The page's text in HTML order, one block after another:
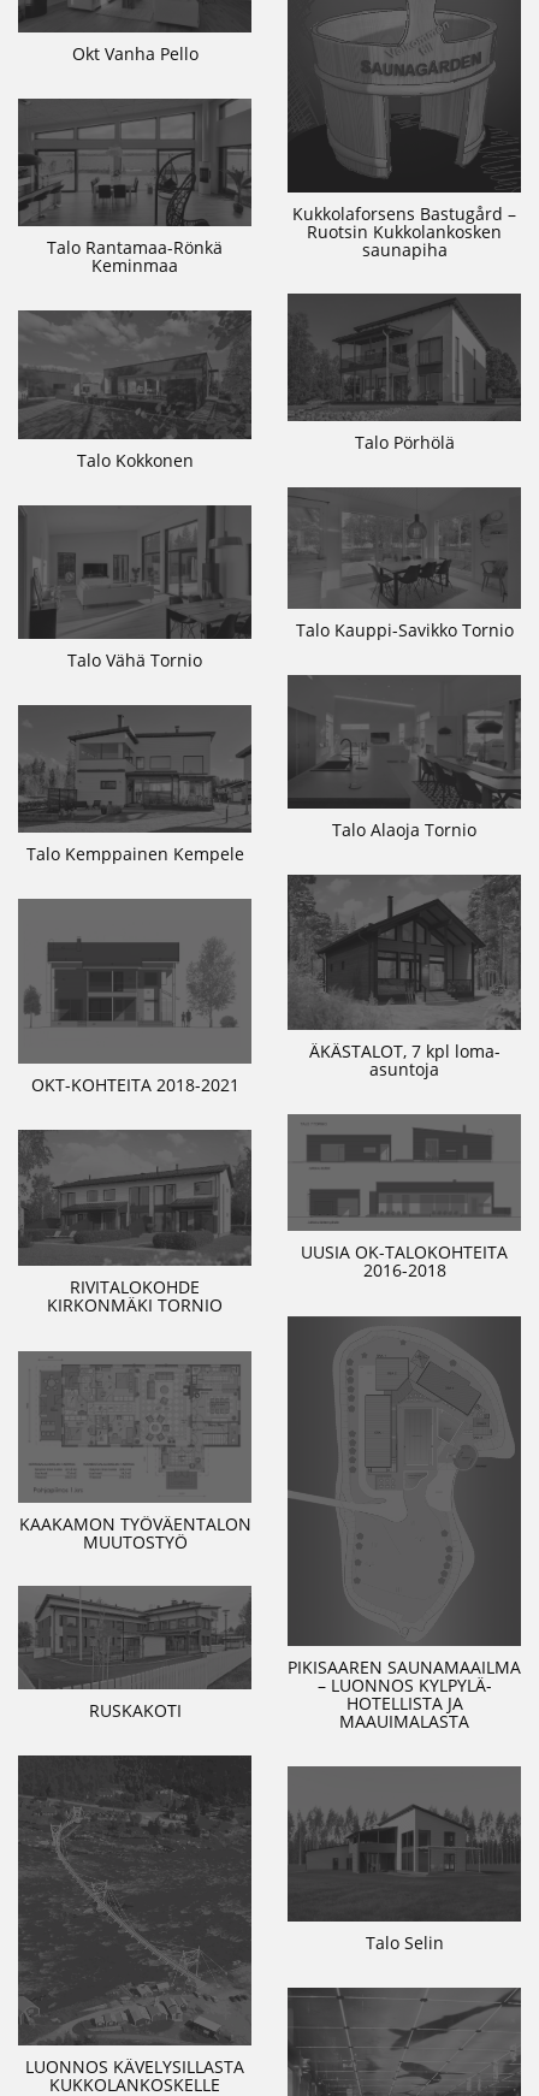
Okt Vanha Pello
Kukkolaforsens Bastugård –
Ruotsin Kukkolankosken
saunapiha
Talo Rantamaa-Rönkä
Keminmaa
Talo Pörhölä
Talo Kokkonen
Talo Kauppi-Savikko Tornio
Talo Vähä Tornio
Talo Alaoja Tornio
Talo Kemppainen Kempele
ÄKÄSTALOT, 7 kpl loma-
asuntoja
OKT-KOHTEITA 2018-2021
UUSIA OK-TALOKOHTEITA
2016-2018
RIVITALOKOHDE
KIRKONMÄKI TORNIO
PIKISAAREN SAUNAMAAILMA
– LUONNOS KYLPYLÄ-
HOTELLISTA JA
MAAUIMALASTA
KAAKAMON TYÖVÄENTALON
MUUTOSTYÖ
RUSKAKOTI
LUONNOS KÄVELYSILLASTA
KUKKOLANKOSKELLE
Talo Selin